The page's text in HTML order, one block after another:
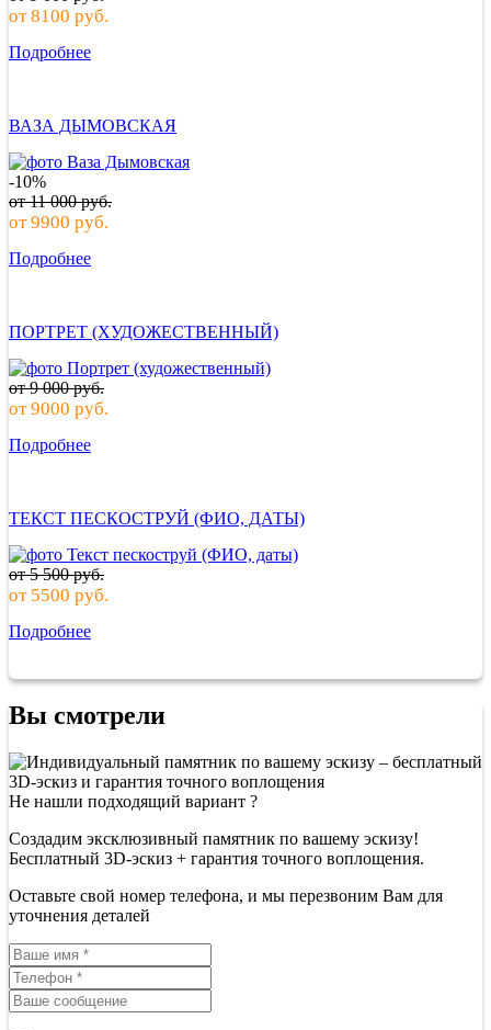
от8100 руб.
Подробнее
ВАЗА ДЫМОВСКАЯ
-10%
от11 000руб.
от9900 руб.
Подробнее
ПОРТРЕТ (ХУДОЖЕСТВЕННЫЙ)
от9 000руб.
от9000 руб.
Подробнее
ТЕКСТ ПЕСКОСТРУЙ (ФИО, ДАТЫ)
от5 500руб.
от 5500 руб.
Подробнее
Вы смотрели
Не нашли подходящий вариант ?
Создадим эксклюзивный памятник по вашему эскизу!
Бесплатный 3D-эскиз + гарантия точного воплощения.
Оставьте свой номер телефона, и мы перезвоним Вам для
уточнения деталей